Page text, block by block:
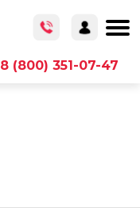
8 (800) 351-07-47